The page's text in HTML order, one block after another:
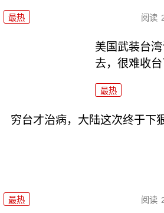
最热 阅读
美国武装台
去，很难收台
最热
穷台才治病，大陆这次终于下
最热 阅读